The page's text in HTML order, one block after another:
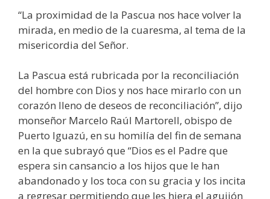
“La proximidad de la Pascua nos hace volver la
mirada, en medio de la cuaresma, al tema de la
misericordia del Señor.
La Pascua está rubricada por la reconciliación
del hombre con Dios y nos hace mirarlo con un
corazón lleno de deseos de reconciliación”, dijo
monseñor Marcelo Raúl Martorell, obispo de
Puerto Iguazú, en su homilía del fin de semana
en la que subrayó que “Dios es el Padre que
espera sin cansancio a los hijos que le han
abandonado y los toca con su gracia y los incita
a regresar permitiendo que les hiera el aguijón